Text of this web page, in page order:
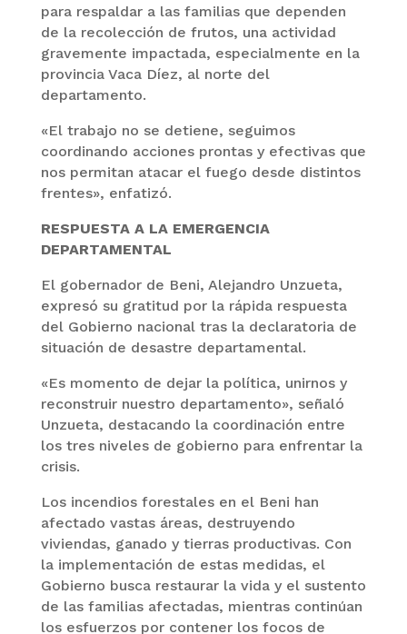
para respaldar a las familias que dependen
de la recolección de frutos, una actividad
gravemente impactada, especialmente en la
provincia Vaca Díez, al norte del
departamento.
«El trabajo no se detiene, seguimos
coordinando acciones prontas y efectivas que
nos permitan atacar el fuego desde distintos
frentes», enfatizó.
RESPUESTA A LA EMERGENCIA
DEPARTAMENTAL
El gobernador de Beni, Alejandro Unzueta,
expresó su gratitud por la rápida respuesta
del Gobierno nacional tras la declaratoria de
situación de desastre departamental.
«Es momento de dejar la política, unirnos y
reconstruir nuestro departamento», señaló
Unzueta, destacando la coordinación entre
los tres niveles de gobierno para enfrentar la
crisis.
Los incendios forestales en el Beni han
afectado vastas áreas, destruyendo
viviendas, ganado y tierras productivas. Con
la implementación de estas medidas, el
Gobierno busca restaurar la vida y el sustento
de las familias afectadas, mientras continúan
los esfuerzos por contener los focos de